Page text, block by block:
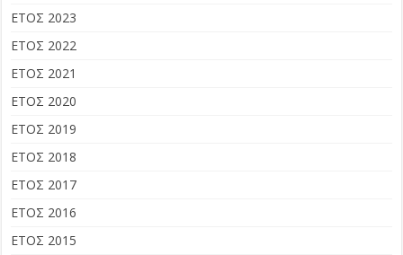
ΕΤΟΣ 2023
ΕΤΟΣ 2022
ΕΤΟΣ 2021
ΕΤΟΣ 2020
ΕΤΟΣ 2019
ΕΤΟΣ 2018
ΕΤΟΣ 2017
ΕΤΟΣ 2016
ΕΤΟΣ 2015